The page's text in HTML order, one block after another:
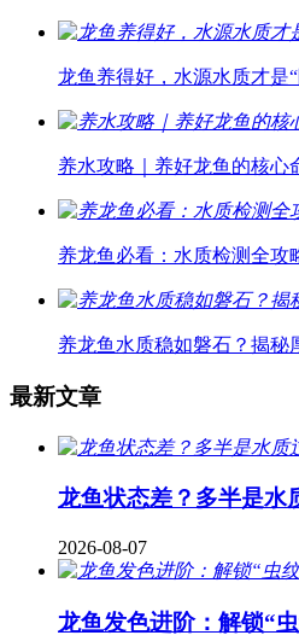
龙鱼养得好，水源水质才是“
养水攻略｜养好龙鱼的核心
养龙鱼必看：水质检测全攻
养龙鱼水质稳如磐石？揭秘
最新文章
龙鱼状态差？多半是水
2026-08-07
龙鱼发色进阶：解锁“